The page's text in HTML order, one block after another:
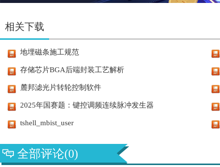
相关下载
地埋磁条施工规范
存储芯片BGA后端封装工艺解析
麓邦滤光片转轮控制软件
2025年国赛题：键控调频连续脉冲发生器
tshell_mbist_user
全部评论(0)